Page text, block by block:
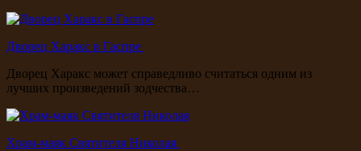
Дворец Харакс в Гаспре
Дворец Харакс может справедливо считаться одним из
лучших произведений зодчества…
Храм-маяк Святителя Николая